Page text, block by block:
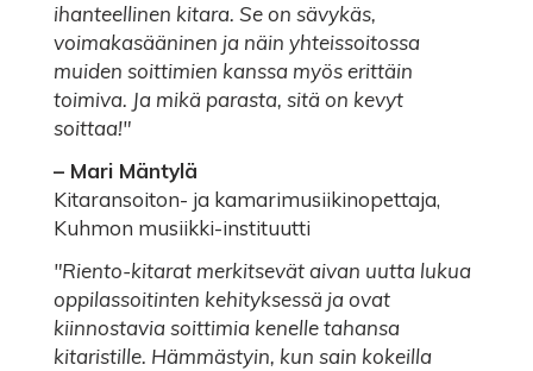
ihanteellinen kitara. Se on sävykäs,
voimakasääninen ja näin yhteissoitossa
muiden soittimien kanssa myös erittäin
toimiva. Ja mikä parasta, sitä on kevyt
soittaa!"
– Mari Mäntylä
Kitaransoiton- ja kamarimusiikinopettaja,
Kuhmon musiikki-instituutti
"Riento-kitarat merkitsevät aivan uutta lukua
oppilassoitinten kehityksessä ja ovat
kiinnostavia soittimia kenelle tahansa
kitaristille. Hämmästyin, kun sain kokeilla